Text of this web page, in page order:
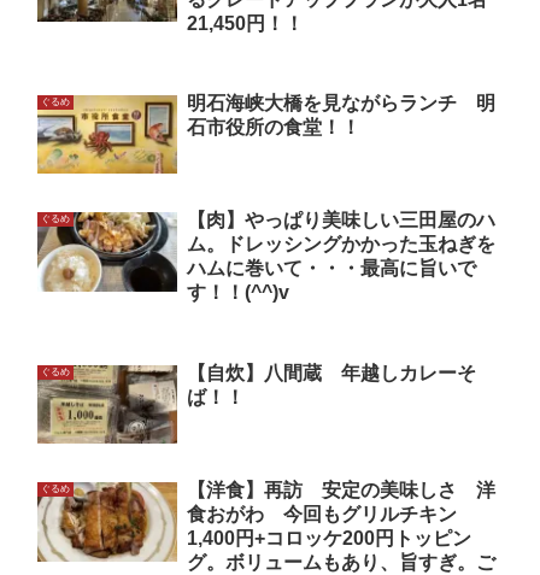
21,450円！！
ぐるめ
明石海峡大橋を見ながらランチ 明
石市役所の食堂！！
ぐるめ
【肉】やっぱり美味しい三田屋のハ
ム。ドレッシングかかった玉ねぎを
ハムに巻いて・・・最高に旨いで
す！！(^^)v
ぐるめ
【自炊】八間蔵 年越しカレーそ
ば！！
ぐるめ
【洋食】再訪 安定の美味しさ 洋
食おがわ 今回もグリルチキン
1,400円+コロッケ200円トッピン
グ。ボリュームもあり、旨すぎ。ご